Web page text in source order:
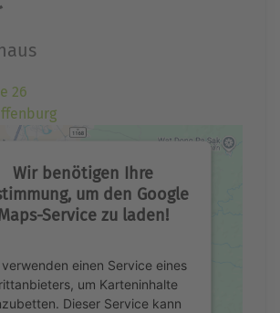
26
Wir benötigen Ihre
um den Google
Service zu laden!
einen Service eines
um Karteninhalte
Dieser Service kann